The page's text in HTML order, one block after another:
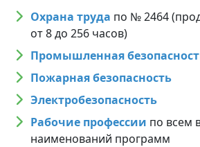
Охрана труда по № 2464
от 8 до 256 часов)
Промышленная
Пожарная безопасность
Электробезопасность
Рабочие профессии по всем
наименований программ